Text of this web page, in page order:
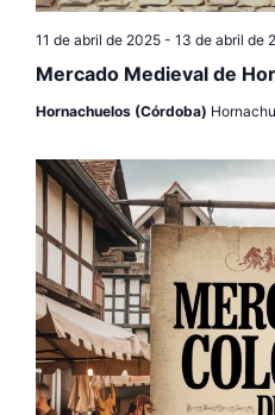
Mercado Medieval de
11 de abril de 2025- 13 de abril de
Hornachuelos (Córdoba)